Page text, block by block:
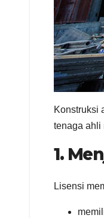
Konstruksi
tenaga ahli
1.
Lisensi